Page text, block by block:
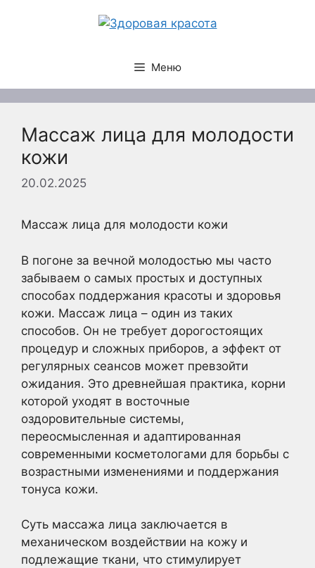
Меню
Массаж лица для молодости
кожи
20.02.2025
Массаж лица для молодости кожи
В погоне за вечной молодостью мы часто
забываем о самых простых и доступных
способах поддержания красоты и здоровья
кожи. Массаж лица – один из таких
способов. Он не требует дорогостоящих
процедур и сложных приборов, а эффект от
регулярных сеансов может превзойти
ожидания. Это древнейшая практика, корни
которой уходят в восточные
оздоровительные системы,
переосмысленная и адаптированная
современными косметологами для борьбы с
возрастными изменениями и поддержания
тонуса кожи.
Суть массажа лица заключается в
механическом воздействии на кожу и
подлежащие ткани, что стимулирует